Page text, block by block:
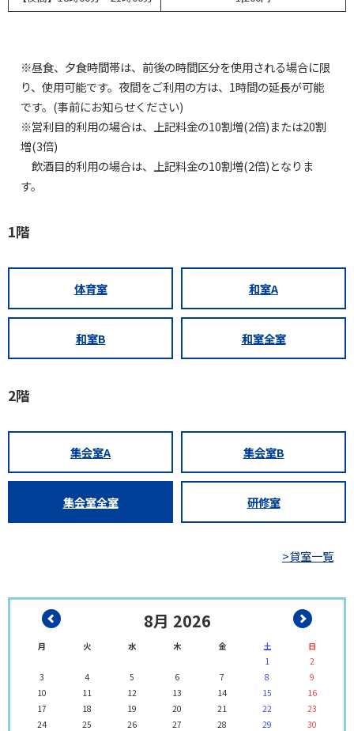
※昼食、夕食時間帯は、前後の時間区分を使用される場合に限
り、使用可能です。夜間をご利用の方は、1時間の延長が可能
です。(事前にお知らせください)
※営利目的利用の場合は、上記料金の10割増(2倍)または20割
増(3倍)
飲酒目的利用の場合は、上記料金の10割増(2倍)となりま
す。
1階
体育室 和室A
和室B 和室全室
2階
集会室A 集会室B
集会室全室 研修室
>貸室一覧
8月 2026
月 火 水 木 金 土
日
1
2
3
4 5 6 7 8
9
10
11 12 13 14 15
16
17
18 19 20 21 22
23
24
25 26 27 28 29
30